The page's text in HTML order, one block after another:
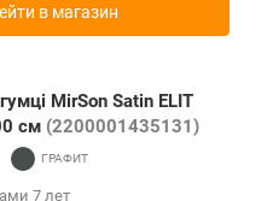
в магазин
MirSon Satin ELIT
см (2200001435131)
7 лет